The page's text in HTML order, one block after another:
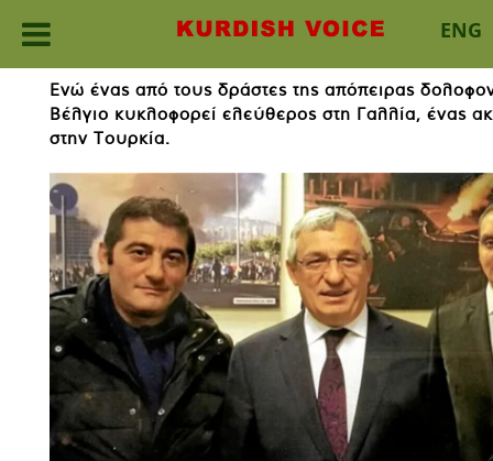
ENG
content
Ενώ ένας από τους δράστες της απόπειρας
Βέλγιο κυκλοφορεί ελεύθερος στη Γαλλία, ένας
στην Τουρκία.